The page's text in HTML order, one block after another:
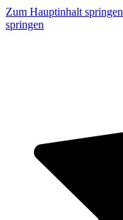
Zum Hauptinhalt springen
springen